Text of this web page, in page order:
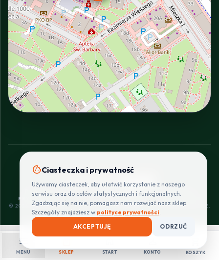
menu
MENU SKLEP START KONTO KOSZYK
INTERACTIVE VIEW
SZYBKIE I BEZPIECZNE PŁATNOŚCI
POLITYKA
PRYWATNOŚCI
REGULAMIN
CENNIK
DOSTAW
ZWROTY I
REKLAMACJE
© 2026 PROINSTALLER.PL - KNURÓW. WSZYSTKIE PRAWA ZASTRZEŻONE.
cookieCiasteczka i prywatność
Używamy ciasteczek, aby ułatwić korzystanie z naszego
serwisu oraz do celów statystycznych i funkcjonalnych.
Zgadzając się na nie, pomagasz nam rozwijać nasz sklep.
Szczegóły znajdziesz w polityce prywatności.
AKCEPTUJĘ
ODRZUĆ